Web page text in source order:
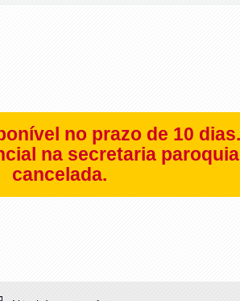
no prazo de 10
na secretaria
cancelada.